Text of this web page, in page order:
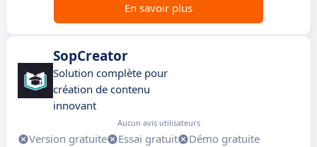
En savoir plus
SopCreator
Solution complète pour
création de contenu
innovant
Aucun avis utilisateurs
Version gratuite Essai gratuit
Démo gratuite